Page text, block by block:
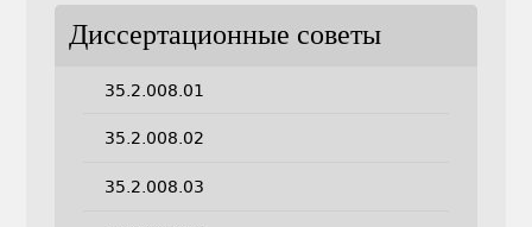
Диссертационные советы
35.2.008.01
35.2.008.02
35.2.008.03